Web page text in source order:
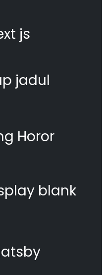
js
jadul
Horor
blank